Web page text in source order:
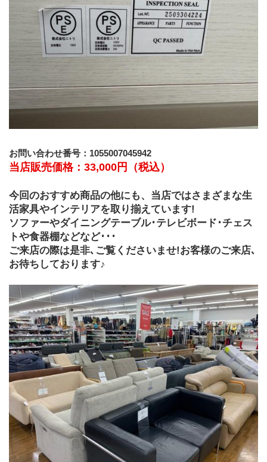
お問い合わせ番号：1055007045942
当店販売価格：33,000円（税込）
今回のおすすめ商品の他にも、当店ではさまざまな生
活家具やインテリアを取り揃えています!
ソファーやダイニングテーブル･テレビボード･チェス
トや食器棚などなど･･･
ご来店の際は是非､ご覧くださいませ!お客様のご来店､
お待ちしております♪